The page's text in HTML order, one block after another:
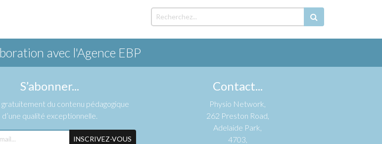
avec l'Agence EBP
S’abonner...
gratuitement du contenu pédagogique
d’une qualité exceptionnelle.
INSCRIVEZ-VOUS
Contact...
Physio Network,
262 Preston Road,
Adelaide Park,
4703,